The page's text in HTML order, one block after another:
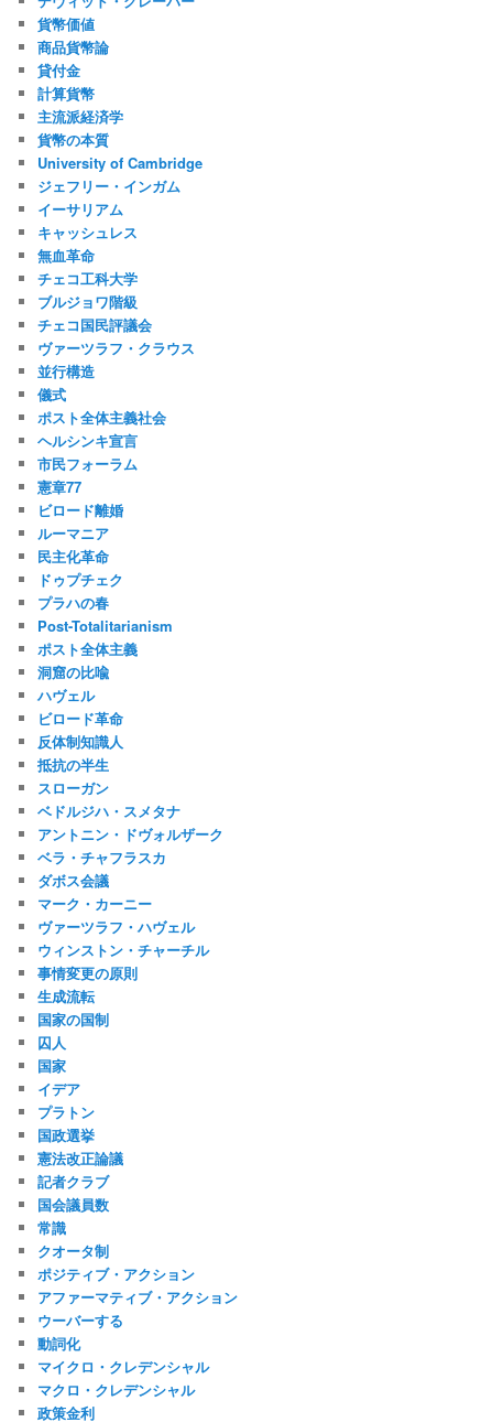
貨幣価値
商品貨幣論
貸付金
計算貨幣
主流派経済学
貨幣の本質
University of Cambridge
ジェフリー・インガム
イーサリアム
キャッシュレス
無血革命
チェコ工科大学
ブルジョワ階級
チェコ国民評議会
ヴァーツラフ・クラウス
並行構造
儀式
ポスト全体主義社会
ヘルシンキ宣言
市民フォーラム
憲章77
ビロード離婚
ルーマニア
民主化革命
ドゥプチェク
プラハの春
Post-Totalitarianism
ポスト全体主義
洞窟の比喩
ハヴェル
ビロード革命
反体制知識人
抵抗の半生
スローガン
ベドルジハ・スメタナ
アントニン・ドヴォルザーク
ベラ・チャフラスカ
ダボス会議
マーク・カーニー
ヴァーツラフ・ハヴェル
ウィンストン・チャーチル
事情変更の原則
生成流転
国家の国制
囚人
国家
イデア
プラトン
国政選挙
憲法改正論議
記者クラブ
国会議員数
常識
クオータ制
ポジティブ・アクション
アファーマティブ・アクション
ウーバーする
動詞化
マイクロ・クレデンシャル
マクロ・クレデンシャル
政策金利